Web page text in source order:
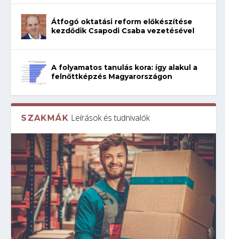
Átfogó oktatási reform előkészítése
kezdődik Csapodi Csaba vezetésével
A folyamatos tanulás kora: így alakul a
felnőttképzés Magyarországon
SZAKMÁK Leírások és tudnivalók